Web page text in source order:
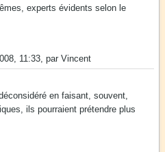
experts évidents selon le
11:33, par Vincent
en faisant, souvent,
ils pourraient prétendre plus